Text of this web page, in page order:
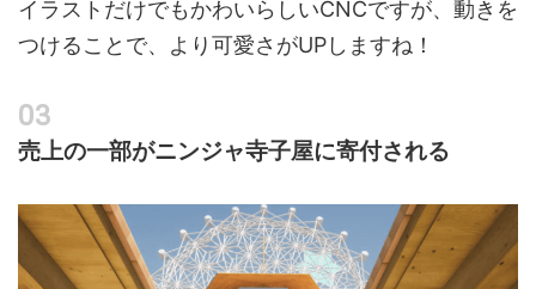
イラストだけでもかわいらしいCNCですが、動きを
つけることで、より可愛さがUPしますね！
売上の一部がニンジャ寺子屋に寄付される